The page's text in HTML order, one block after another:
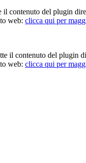
del plugin
web: clicca qui per
contenuto del plugin
web: clicca qui per